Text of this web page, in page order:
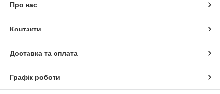
Про нас
Контакти
Доставка та оплата
Графік роботи